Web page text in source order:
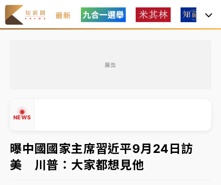
最新
廣告
NEWS
有片｜
連根拔起
中颱白海豚風雨來了！中部以北防豪雨 今晚、明天影
響最劇烈
白海豚逼近！北市水門只出不進 未移置車輛最高罰
曝中國國家主席習近平9月24日訪
美 川普：大家都想見他